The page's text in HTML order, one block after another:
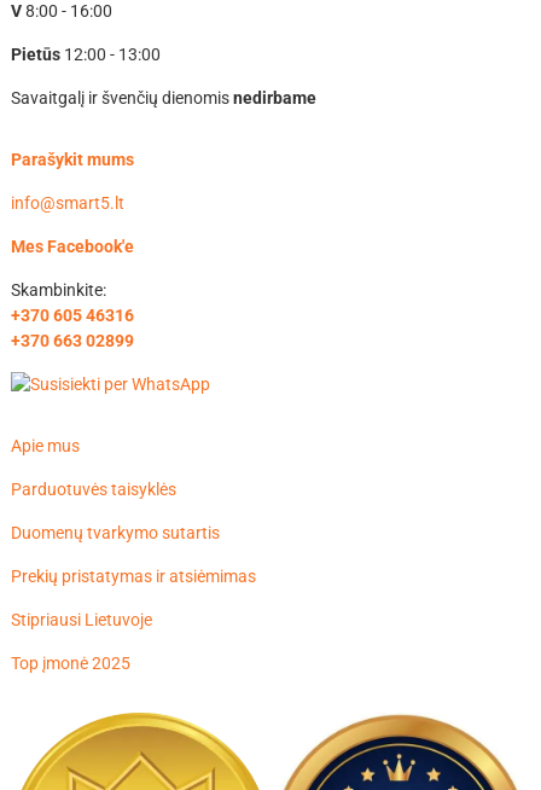
V8:00 - 16:00
Pietūs12:00 - 13:00
Savaitgalį ir švenčių dienomisnedirbame
Parašykit mums
info@smart5.lt
Mes Facebook'e
Skambinkite:
+370 605 46316
+370 663 02899
Apie mus
Parduotuvės taisyklės
Duomenų tvarkymo sutartis
Prekių pristatymas ir atsiėmimas
Stipriausi Lietuvoje
Top įmonė 2025